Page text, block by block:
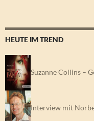
HEUTE IM TREND
Suzanne Collins –
Interview mit